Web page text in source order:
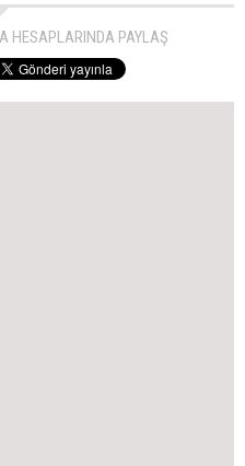
HESAPLARINDA PAYLAŞ